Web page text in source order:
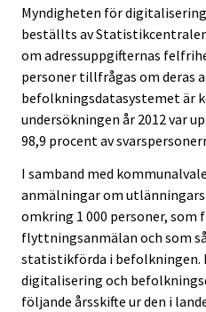
Myndigheten för
beställts av
om adressuppgifternas
personer tillfrågas om deras
befolkningsdatasystemet är
undersökningen år 2012 var
98,9 procent av
I samband med
anmälningar om
omkring 1 000 personer,
flyttningsanmälan och som
statistikförda i befolkningen.
digitalisering och
följande årsskifte ur den i